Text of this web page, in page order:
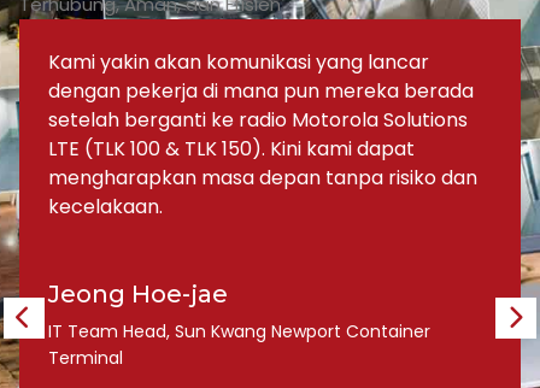
Jeong Hoe-jae
IT Team Head, Sun Kwang Newport Container
Terminal
Kami yakin akan komunikasi yang lancar
dengan pekerja di mana pun mereka berada
setelah berganti ke radio Motorola Solutions
LTE (TLK 100 & TLK 150). Kini kami dapat
mengharapkan masa depan tanpa risiko dan
kecelakaan.